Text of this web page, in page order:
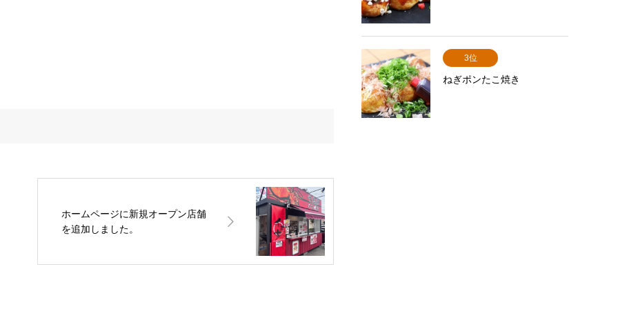
ホームページに新規オープン店舗
を追加しました。
3位
ねぎポンたこ焼き